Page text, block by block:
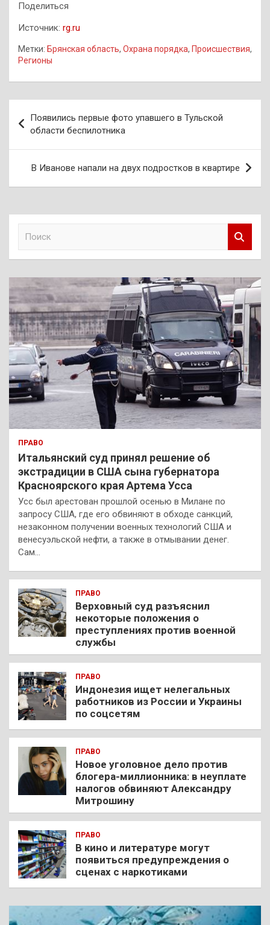
Поделиться
Источник: rg.ru
Метки: Брянская область, Охрана порядка, Происшествия,
Регионы
по
записям
Появились первые фото упавшего в Тульской
области беспилотника
В Иванове напали на двух подростков в квартире
к
ПРАВО
Итальянский суд принял решение об
экстрадиции в США сына губернатора
Красноярского края Артема Усса
Усс был арестован прошлой осенью в Милане по
запросу США, где его обвиняют в обходе санкций,
незаконном получении военных технологий США и
венесуэльской нефти, а также в отмывании денег.
Сам…
ПРАВО
Верховный суд разъяснил
некоторые положения о
преступлениях против военной
службы
ПРАВО
Индонезия ищет нелегальных
работников из России и Украины
по соцсетям
ПРАВО
Новое уголовное дело против
блогера-миллионника: в неуплате
налогов обвиняют Александру
Митрошину
ПРАВО
В кино и литературе могут
появиться предупреждения о
сценах с наркотиками